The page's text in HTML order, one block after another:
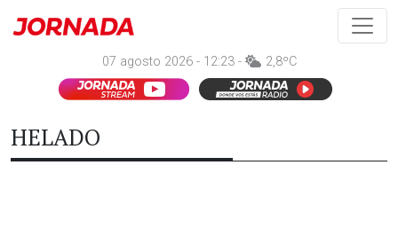
07 agosto 2026 - 12:23 - 2,8ºC
HELADO